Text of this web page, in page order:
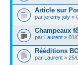
Article sur
par jeremy joly »
Champeaux
par Laurent » 01/
Rééditions
par Laurent » 25/